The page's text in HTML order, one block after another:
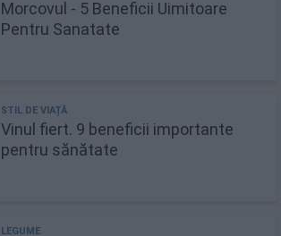
Morcovul - 5 Beneficii Uimitoare
Pentru Sanatate
Vinul fiert. 9 beneficii importante
pentru sănătate